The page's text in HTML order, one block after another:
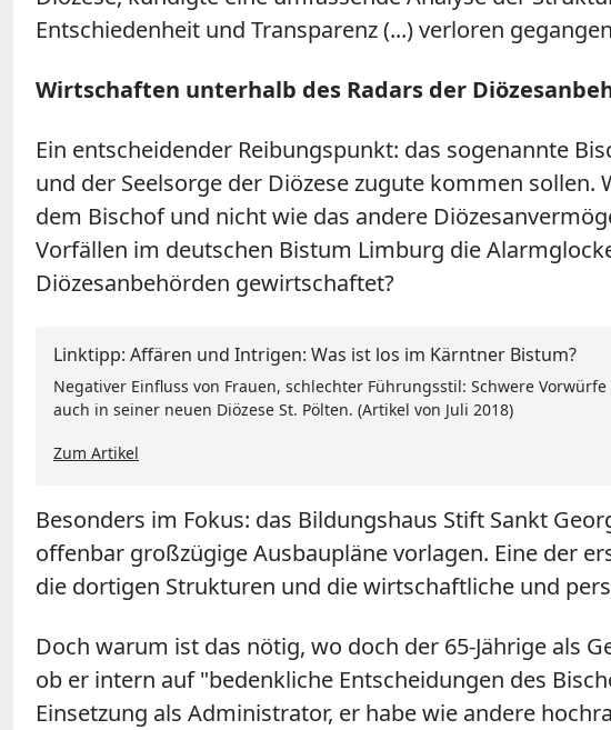
Entschiedenheit und Transparenz (...) verloren
Wirtschaften unterhalb des Radars der
Ein entscheidender Reibungspunkt: das sogenannte
und der Seelsorge der Diözese zugute kommen
dem Bischof und nicht wie das andere
Vorfällen im deutschen Bistum Limburg die
Diözesanbehörden gewirtschaftet?
Linktipp: Affären und Intrigen: Was ist los im Kärntner Bistum?
Negativer Einfluss von Frauen, schlechter Führungsstil: Schwere
auch in seiner neuen Diözese St. Pölten. (Artikel von Juli 2018)
Zum Artikel
Besonders im Fokus: das Bildungshaus Stift Sankt
offenbar großzügige Ausbaupläne vorlagen. Eine der
die dortigen Strukturen und die wirtschaftliche und
Doch warum ist das nötig, wo doch der 65-Jährige als
ob er intern auf "bedenkliche Entscheidungen des
Einsetzung als Administrator, er habe wie andere